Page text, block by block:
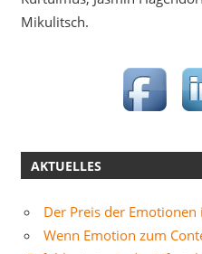
Mikulitsch.
AKTUELLES
Der Preis der
Wenn Emotion zum